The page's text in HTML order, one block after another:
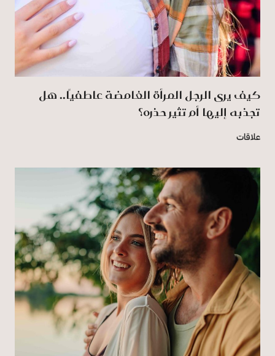
كيف يرى الرجل المرأة الغامضة عاطفيًا.. هل
تجذبه إليها أم تثير حذره؟
علاقات